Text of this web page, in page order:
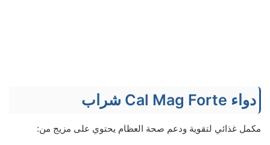
دواء Cal Mag Forte شراب
مكمل غذائي لتقوية ودعم صحة العظام يحتوي على مزيج من: